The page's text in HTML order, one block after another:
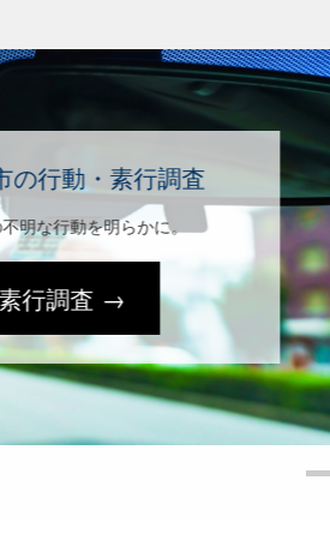
武蔵野市の人探し・行方調査
自宅の特定から失踪人探しまで。
人探し →